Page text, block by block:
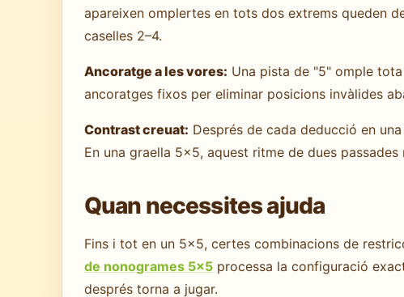
apareixen omplertes en tots dos extrems queden
caselles 2–4.
Ancoratge a les vores: Una pista de "5" omple
ancoratges fixos per eliminar posicions invàlides
Contrast creuat: Després de cada deducció en
En una graella 5×5, aquest ritme de dues
Quan necessites ajuda
Fins i tot en un 5×5, certes combinacions de
de nonogrames 5×5processa la configuració
després torna a jugar.